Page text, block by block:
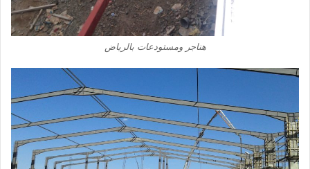
هناجر ومستودعات بالرياض